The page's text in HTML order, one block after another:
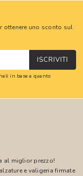
ottenere uno sconto sul
ISCRIVITI
in base a quanto
al miglior prezzo!
e valigeria firmate